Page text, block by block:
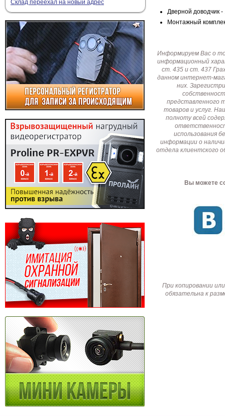
Склад переехал на новый адрес
Дверной доводчик -
Монтажный
Информируем Вас о
информационный
ст. 435 и ст. 437
данном интернет-
них.
представленного
товаров и услуг.
полноту всей
использования
информации о
отдела клиентского
Вы можете
При копировании
обязательна к